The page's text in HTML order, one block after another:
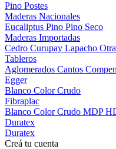
Pino Postes
Maderas Nacionales
Eucaliptus Pino Pino Seco
Maderas Importadas
Cedro Curupay Lapacho
Tableros
Aglomerados Cantos
Egger
Blanco ColorCrudo
Fibraplac
Blanco ColorCrudo MDP
Duratex
Duratex
Creá tu cuenta